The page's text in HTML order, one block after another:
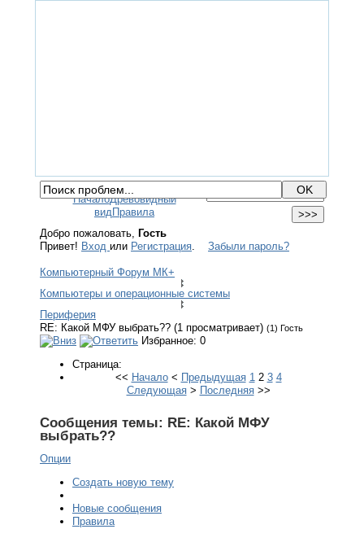
НачалоДревовидный
видПравила
Добро пожаловать, Гость
Привет! Вход или Регистрация. Забыли пароль?
Компьютерный Форум МК+
Компьютеры и операционные системы
Периферия
RE: Какой МФУ выбрать?? (1 просматривает) (1) Гость
Избранное: 0
Страница:
<< Начало< Предыдущая 1 2 3 4
Следующая> Последняя>>
Сообщения темы: RE: Какой МФУ
выбрать??
Опции
Создать новую тему
Новые сообщения
Правила